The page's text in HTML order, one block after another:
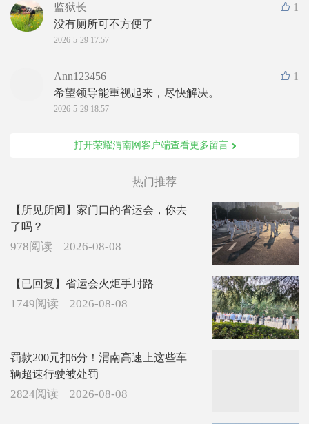
1
监狱长
没有厕所可不方便了
2026-5-29 17:57
1
Ann123456
希望领导能重视起来，尽快解决。
2026-5-29 18:57
打开荣耀渭南网客户端查看更多留言
热门推荐
【所见所闻】家门口的省运会，你去
了吗？
978阅读 2026-08-08
【已回复】省运会火炬手封路
1749阅读 2026-08-08
罚款200元扣6分！渭南高速上这些车
辆超速行驶被处罚
2824阅读 2026-08-08